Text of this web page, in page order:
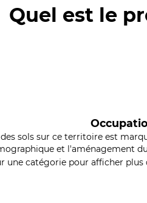
Quel est le
sols sur ce territoire est
et l'aménagement
une catégorie pour afficher plus